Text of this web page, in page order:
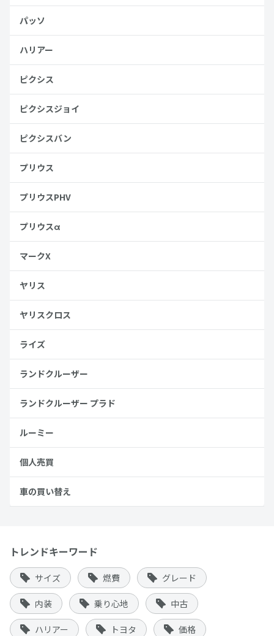
パッソ
ハリアー
ピクシス
ピクシスジョイ
ピクシスバン
プリウス
プリウスPHV
プリウスα
マークX
ヤリス
ヤリスクロス
ライズ
ランドクルーザー
ランドクルーザー プラド
ルーミー
個人売買
車の買い替え
トレンドキーワード
サイズ 燃費 グレード
内装 乗り心地 中古
ハリアー トヨタ 価格